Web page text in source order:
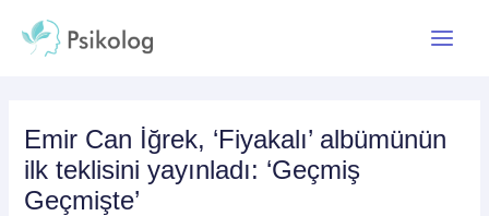
atla
Emir Can İğrek, ‘Fiyakalı’ albümünün
ilk teklisini yayınladı: ‘Geçmiş
Geçmişte’
dolaşımı